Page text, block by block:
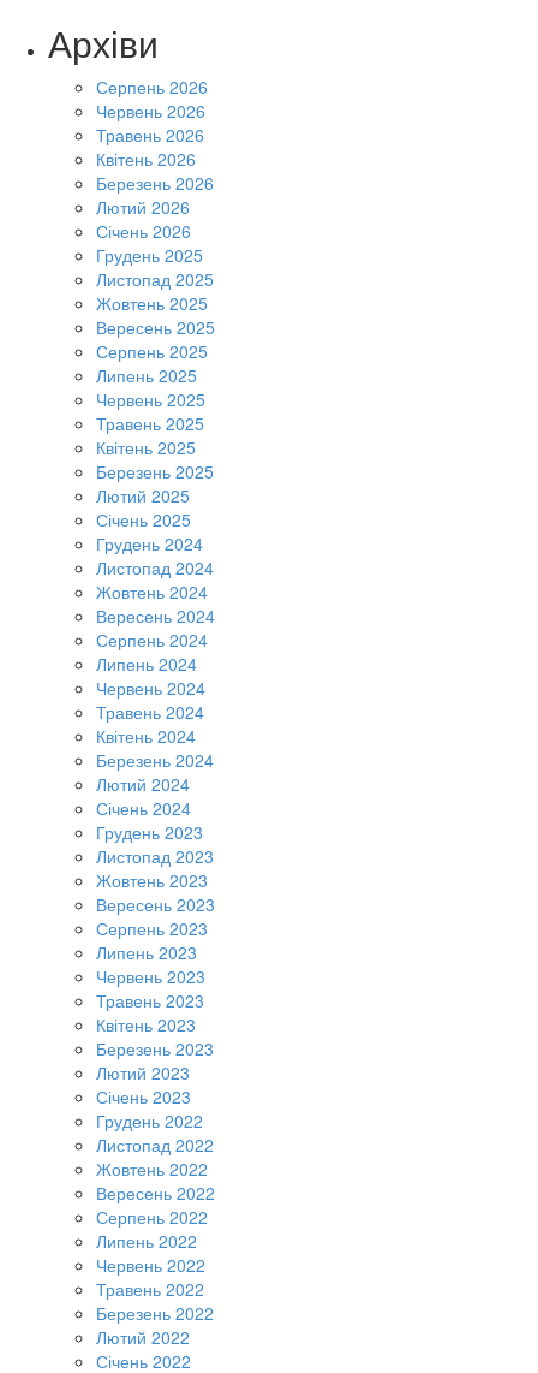
Архіви
Серпень 2026
Червень 2026
Травень 2026
Квітень 2026
Березень 2026
Лютий 2026
Січень 2026
Грудень 2025
Листопад 2025
Жовтень 2025
Вересень 2025
Серпень 2025
Липень 2025
Червень 2025
Травень 2025
Квітень 2025
Березень 2025
Лютий 2025
Січень 2025
Грудень 2024
Листопад 2024
Жовтень 2024
Вересень 2024
Серпень 2024
Липень 2024
Червень 2024
Травень 2024
Квітень 2024
Березень 2024
Лютий 2024
Січень 2024
Грудень 2023
Листопад 2023
Жовтень 2023
Вересень 2023
Серпень 2023
Липень 2023
Червень 2023
Травень 2023
Квітень 2023
Березень 2023
Лютий 2023
Січень 2023
Грудень 2022
Листопад 2022
Жовтень 2022
Вересень 2022
Серпень 2022
Липень 2022
Червень 2022
Травень 2022
Березень 2022
Лютий 2022
Січень 2022